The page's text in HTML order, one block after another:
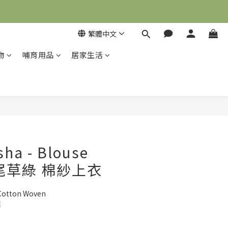
繁體中文
哺育用品
居家生活
- Blouse
綠 棉紗上衣
Woven